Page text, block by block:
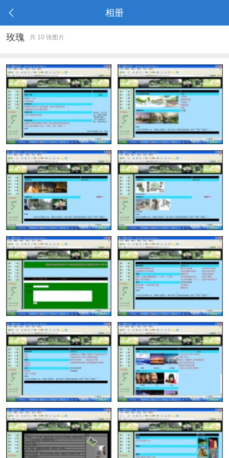
相册
玫瑰 共 10 张图片